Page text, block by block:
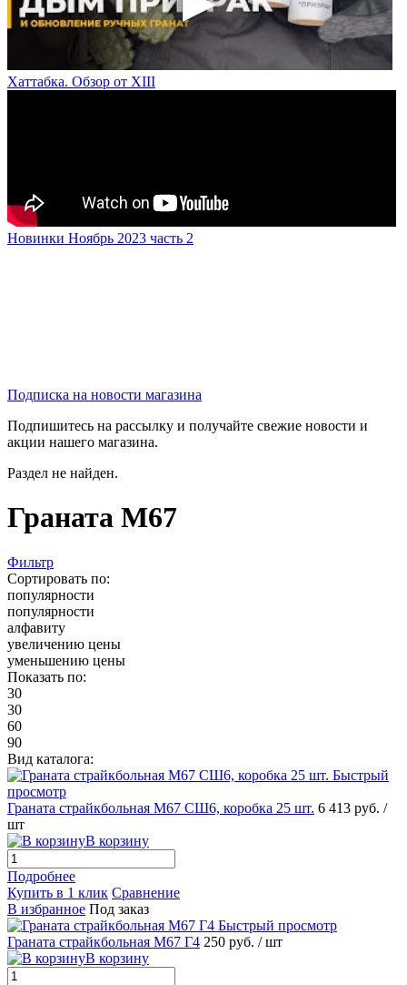
Хаттабка. Обзор от XIII
Новинки Ноябрь 2023 часть 2
Подписка на новости магазина
Подпишитесь на рассылку и получайте свежие новости и
акции нашего магазина.
Раздел не найден.
Граната М67
Фильтр
Сортировать по:
популярности
популярности
алфавиту
увеличению цены
уменьшению цены
Показать по:
30
30
60
90
Вид каталога:
Быстрый
просмотр
Граната страйкбольная М67 СШ6, коробка 25 шт. 6 413 руб. /
шт
В корзину
Подробнее
Купить в 1 клик Сравнение
В избранное Под заказ
Быстрый просмотр
Граната страйкбольная М67 Г4 250 руб. / шт
В корзину